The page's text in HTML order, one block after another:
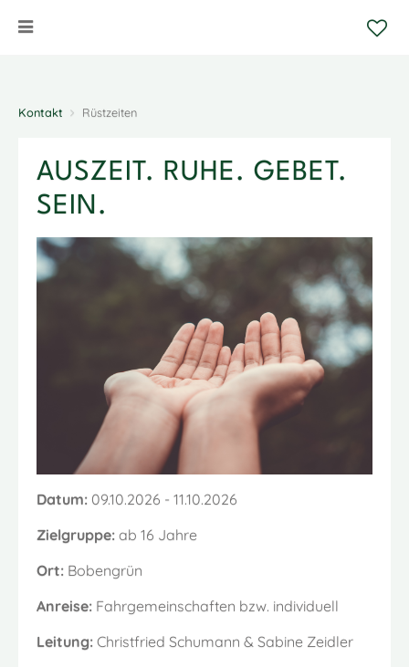
Kontakt Rüstzeiten
AUSZEIT. RUHE. GEBET.
SEIN.
Datum: 09.10.2026 - 11.10.2026
Zielgruppe: ab 16 Jahre
Ort: Bobengrün
Anreise: Fahrgemeinschaften bzw. individuell
Leitung: Christfried Schumann & Sabine Zeidler